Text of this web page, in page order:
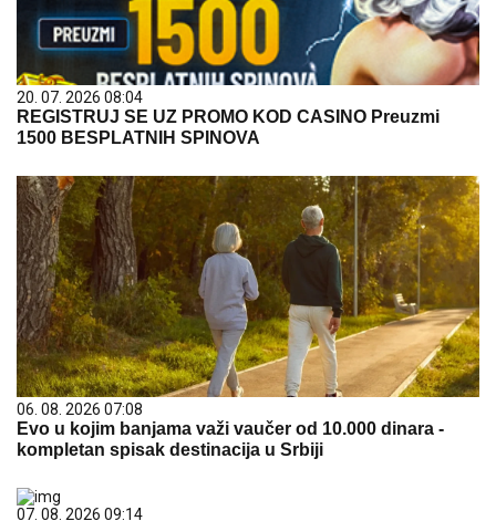
20. 07. 2026 08:04
REGISTRUJ SE UZ PROMO KOD CASINO Preuzmi
1500 BESPLATNIH SPINOVA
06. 08. 2026 07:08
Evo u kojim banjama važi vaučer od 10.000 dinara -
kompletan spisak destinacija u Srbiji
07. 08. 2026 09:14